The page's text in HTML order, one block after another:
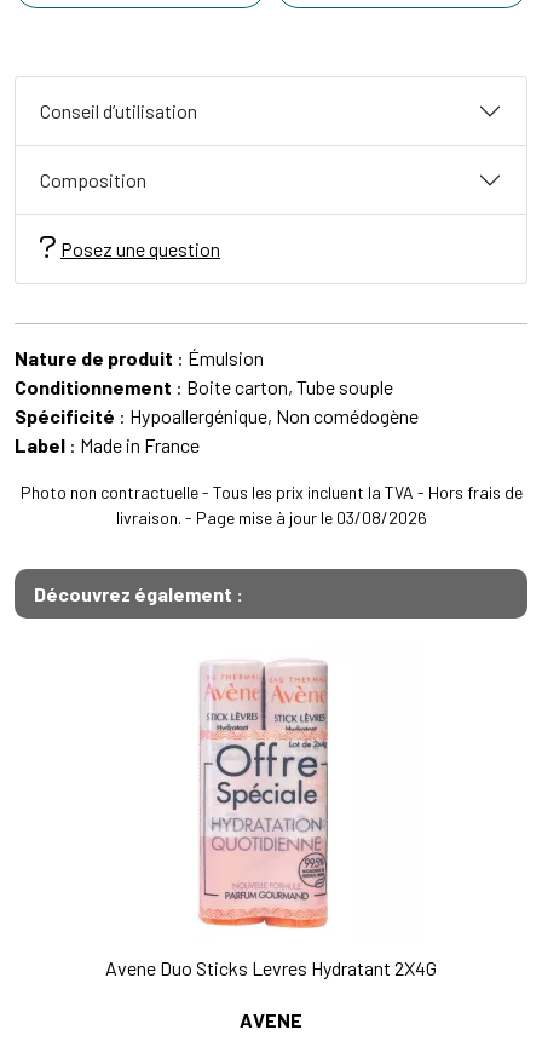
Conseil d’utilisation
Composition
Posez une question
Nature de produit : Émulsion
Conditionnement : Boite carton, Tube souple
Spécificité : Hypoallergénique, Non comédogène
Label : Made in France
Photo non contractuelle - Tous les prix incluent la TVA - Hors frais de
livraison. - Page mise à jour le 03/08/2026
Découvrez également :
Avene Duo Sticks Levres Hydratant 2X4G
AVENE